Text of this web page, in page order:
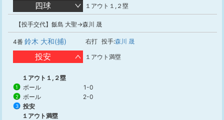
四球 １アウト１,２塁
【投手交代】飯島 大聖→森川 晟
4番 鈴木 大和(捕) 右打 投手:森川 晟
投安 １アウト満塁
１アウト１,２塁
1 ボール 1-0
2 ボール 2-0
3
投安
１アウト満塁